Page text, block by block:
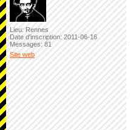
Lieu: Rennes
Date d'inscription: 2011-06-16
Messages: 81
Site web